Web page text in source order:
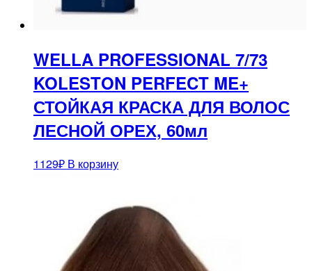
WELLA PROFESSIONAL 7/73
KOLESTON PERFECT ME+
СТОЙКАЯ КРАСКА ДЛЯ ВОЛОС
ЛЕСНОЙ ОРЕХ, 60мл
1129₽ В корзину